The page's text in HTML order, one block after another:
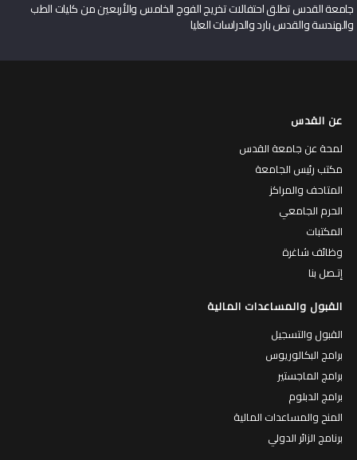
جامعة القدس تطلق احتفالات تخريج الفوج الخامس والأربعين من كليات الطب
والهندسة والقدس بارد والدراسات العليا
عن القدس
لمحة عن جامعة القدس
مكتب رئيس الجامعة
المتاحف والمراكز
الحرم الجامعي
المكتبات
وظائف شاغرة
إتـصل بنا
القبول والمساعدات المالية
القبول والتسجيل
برامج البكالوريوس
برامج الماجستير
برامج الدبلوم
المنح والمساعدات المالية
برنامج الزائر الدولي